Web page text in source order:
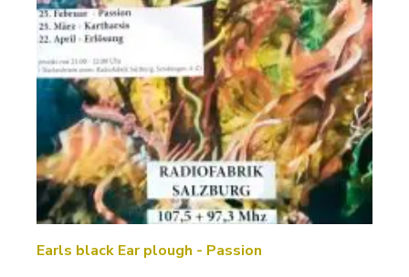
Earls black Ear plough - Passion